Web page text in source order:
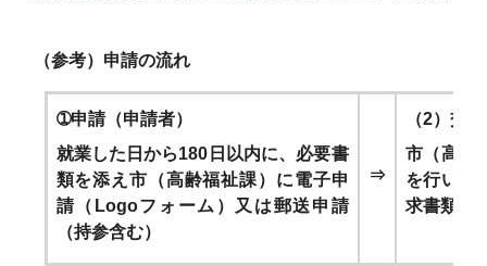
（参考）申請の流れ
➀申請（申請者）
就業した日から180日以内に、必要書
類を添え市（高齢福祉課）に電子申
請（Logoフォーム）又は郵送申請
（持参含む）
⇒
（2）交
市（高齢
を行い、
求書類を